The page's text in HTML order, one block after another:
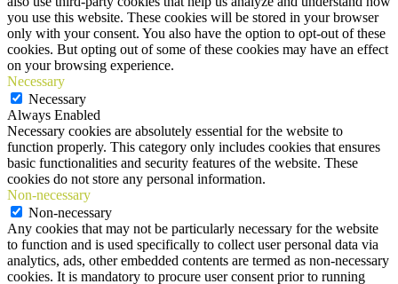
you use this website. These cookies will be stored in your browser
only with your consent. You also have the option to opt-out of these
cookies. But opting out of some of these cookies may have an effect
on your browsing experience.
Necessary
Necessary
Always Enabled
Necessary cookies are absolutely essential for the website to
function properly. This category only includes cookies that ensures
basic functionalities and security features of the website. These
cookies do not store any personal information.
Non-necessary
Non-necessary
Any cookies that may not be particularly necessary for the website
to function and is used specifically to collect user personal data via
analytics, ads, other embedded contents are termed as non-necessary
cookies. It is mandatory to procure user consent prior to running